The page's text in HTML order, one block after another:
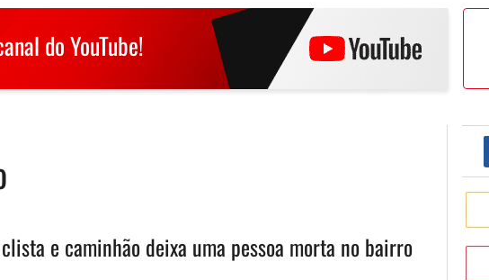
do YouTube!
e caminhão deixa uma pessoa morta no bairro